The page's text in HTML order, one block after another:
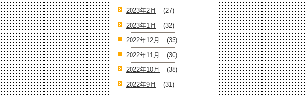
2023年2月
(27)
2023年1月
(32)
2022年12月
(33)
2022年11月
(30)
2022年10月
(38)
2022年9月
(31)